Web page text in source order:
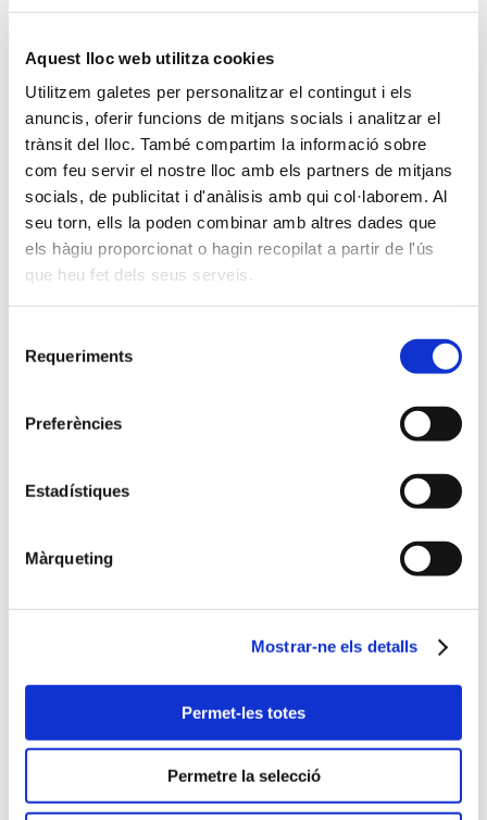
Aquest lloc web utilitza cookies
Utilitzem galetes per personalitzar el contingut i els
anuncis, oferir funcions de mitjans socials i analitzar el
trànsit del lloc. També compartim la informació sobre
com feu servir el nostre lloc amb els partners de mitjans
socials, de publicitat i d'anàlisis amb qui col·laborem. Al
seu torn, ells la poden combinar amb altres dades que
els hàgiu proporcionat o hagin recopilat a partir de l'ús
que heu fet dels seus serveis.
Requeriments
Preferències
Estadístiques
Màrqueting
Mostrar-ne els detalls
Permet-les totes
Permetre la selecció
al voltant d’aquesta gran estructura de 40 metres d’alçària per donar
primera.
Ilmex va marcar una fita en la seva història amb la fabricació
d’aquest arbre: l’arbre digital de Nadal de dimensions més grans de
tot el continent europeu. A més, es va fabricar amb tecnologia LED
píxeli va comptar amb nombrosos espectacles de llum i so durant
diverses projeccions diàries per al gaudi de visitants i autòctons.
Unaexperiència única per als visitants
seu funcionament i el seu espectacular joc de llums i colors des de
l’interior.
Un arbre de
Dades destacades
Tecnologia
punts de llum
Mesures